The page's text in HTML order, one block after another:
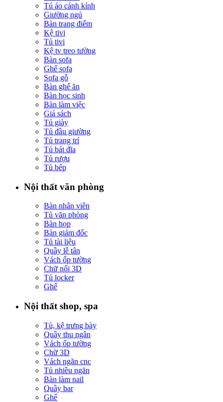
Tú áo cánh kính
Giường ngủ
Bàn trang điểm
Kệ tivi
Tủ tivi
Kệ tv treo tường
Bàn sofa
Ghế sofa
Sofa gỗ
Bàn ghế ăn
Bàn học sinh
Bàn làm việc
Giá sách
Tủ giày
Tủ đầu giường
Tủ trang trí
Tủ bát đĩa
Tủ rượu
Tủ bếp
Nội thất văn phòng
Bàn nhân viên
Tủ văn phòng
Bàn họp
Bàn giám đốc
Tủ tài liệu
Quầy lễ tân
Vách ốp tường
Chữ nổi 3D
Tủ locker
Ghế
Nội thất shop, spa
Tủ, kệ trưng bày
Quầy thu ngân
Vách ốp tường
Chữ 3D
Vách ngăn cnc
Tủ nhiều ngăn
Bàn làm nail
Quầy bar
Ghế